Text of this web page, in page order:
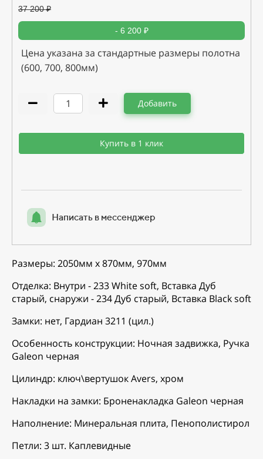
37 200₽
- 6 200 ₽
Цена указана за стандартные размеры полотна
(600, 700, 800мм)
Добавить
Купить в 1 клик
Написать в мессенджер
Размеры: 2050мм х 870мм, 970мм
Отделка: Внутри - 233 White soft, Вставка Дуб
старый, снаружи - 234 Дуб старый, Вставка Black soft
Замки: нет, Гардиан 3211 (цил.)
Особенность конструкции: Ночная задвижка, Ручка
Galeon черная
Цилиндр: ключ\вертушок Avers, хром
Накладки на замки: Броненакладка Galeon черная
Наполнение: Минеральная плита, Пенополистирол
Петли: 3 шт. Каплевидные